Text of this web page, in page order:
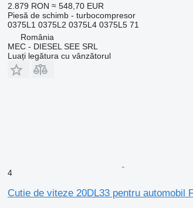
2.879 RON ≈ 548,70 EUR
Piesă de schimb - turbocompresor
0375L1 0375L2 0375L4 0375L5 71
România
MEC - DIESEL SEE SRL
Luați legătura cu vânzătorul
4
Cutie de viteze 20DL33 pentru automobil